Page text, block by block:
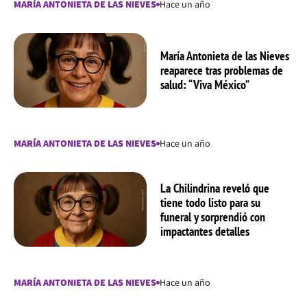
MARÍA ANTONIETA DE LAS NIEVES Hace un año
María Antonieta de las Nieves
reaparece tras problemas de
salud: “Viva México”
MARÍA ANTONIETA DE LAS NIEVES Hace un año
La Chilindrina reveló que
tiene todo listo para su
funeral y sorprendió con
impactantes detalles
MARÍA ANTONIETA DE LAS NIEVES Hace un año